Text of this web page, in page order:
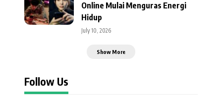
Online Mulai Menguras Energi
Hidup
July 10, 2026
Show More
Follow Us